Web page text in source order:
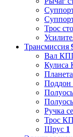
Трос
Трансмиссия
Вал
Ручка
Трос
Шрус 1